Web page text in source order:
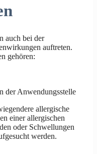
auch bei der
auftreten.
gehören:
der Anwendungsstelle
allergische
einer allergischen
oder Schwellungen
werden.